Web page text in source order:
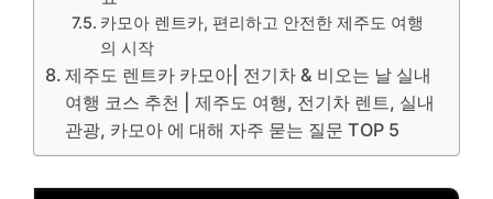
카모아 렌트카, 편리하고 안전한 제주도 여행
의 시작
제주도 렌트카 카모아| 전기차 & 비오는 날 실내
여행 코스 추천 | 제주도 여행, 전기차 렌트, 실내
관광, 카모아 에 대해 자주 묻는 질문 TOP 5